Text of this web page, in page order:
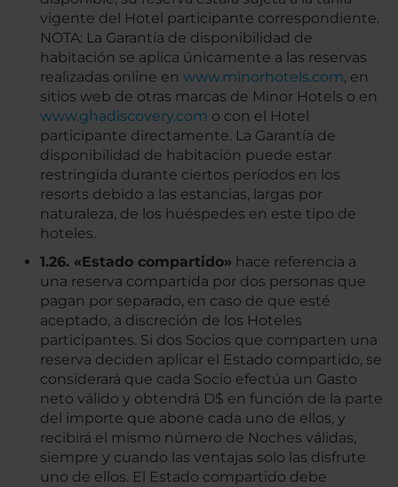
vigente del Hotel participante correspondiente.
NOTA: La Garantía de disponibilidad de
habitación se aplica únicamente a las reservas
realizadas online en www.minorhotels.com, en
sitios web de otras marcas de Minor Hotels o en
www.ghadiscovery.com o con el Hotel
participante directamente. La Garantía de
disponibilidad de habitación puede estar
restringida durante ciertos períodos en los
resorts debido a las estancias, largas por
naturaleza, de los huéspedes en este tipo de
hoteles.
1.26. «Estado compartido» hace referencia a
una reserva compartida por dos personas que
pagan por separado, en caso de que esté
aceptado, a discreción de los Hoteles
participantes. Si dos Socios que comparten una
reserva deciden aplicar el Estado compartido, se
considerará que cada Socio efectúa un Gasto
neto válido y obtendrá D$ en función de la parte
del importe que abone cada uno de ellos, y
recibirá el mismo número de Noches válidas,
siempre y cuando las ventajas solo las disfrute
uno de ellos. El Estado compartido debe